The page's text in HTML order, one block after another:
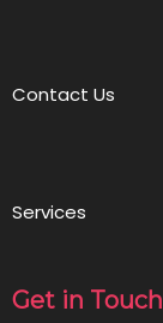
Contact Us
Services
Get in Touch